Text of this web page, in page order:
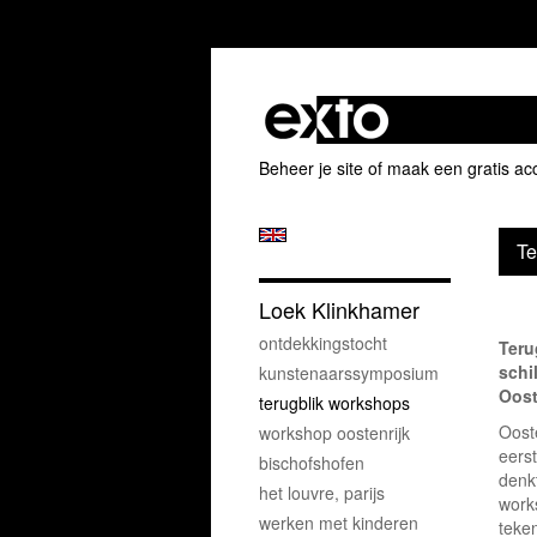
Beheer je site of maak een gratis
Loek Klinkhamer
ontdekkingstocht
kunstenaarssymposium
terugblik workshops
workshop oostenrijk
bischofshofen
het louvre, parijs
werken met kinderen